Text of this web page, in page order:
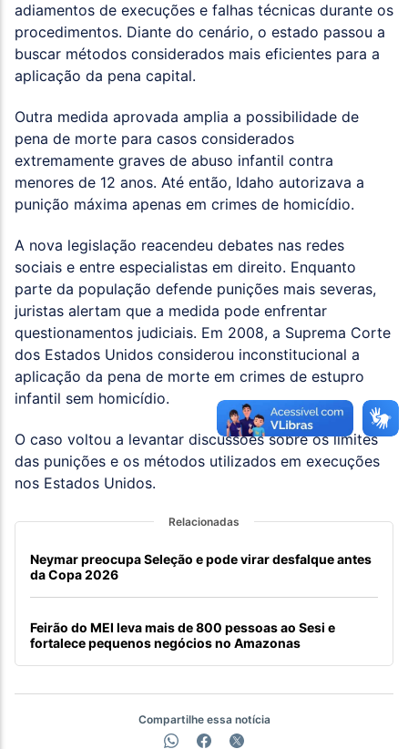
adiamentos de execuções e falhas técnicas durante os
procedimentos. Diante do cenário, o estado passou a
buscar métodos considerados mais eficientes para a
aplicação da pena capital.
Outra medida aprovada amplia a possibilidade de
pena de morte para casos considerados
extremamente graves de abuso infantil contra
menores de 12 anos. Até então, Idaho autorizava a
punição máxima apenas em crimes de homicídio.
A nova legislação reacendeu debates nas redes
sociais e entre especialistas em direito. Enquanto
parte da população defende punições mais severas,
juristas alertam que a medida pode enfrentar
questionamentos judiciais. Em 2008, a Suprema Corte
dos Estados Unidos considerou inconstitucional a
aplicação da pena de morte em crimes de estupro
infantil sem homicídio.
O caso voltou a levantar discussões sobre os limites
das punições e os métodos utilizados em execuções
nos Estados Unidos.
Relacionadas
Neymar preocupa Seleção e pode virar desfalque antes
da Copa 2026
Feirão do MEI leva mais de 800 pessoas ao Sesi e
fortalece pequenos negócios no Amazonas
Compartilhe essa notícia